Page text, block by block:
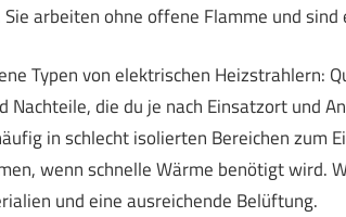
arbeiten ohne offene Flamme und sind
Typen von elektrischen Heizstrahlern:
Nachteile, die du je nach Einsatzort und
in schlecht isolierten Bereichen zum
wenn schnelle Wärme benötigt wird.
und eine ausreichende Belüftung.